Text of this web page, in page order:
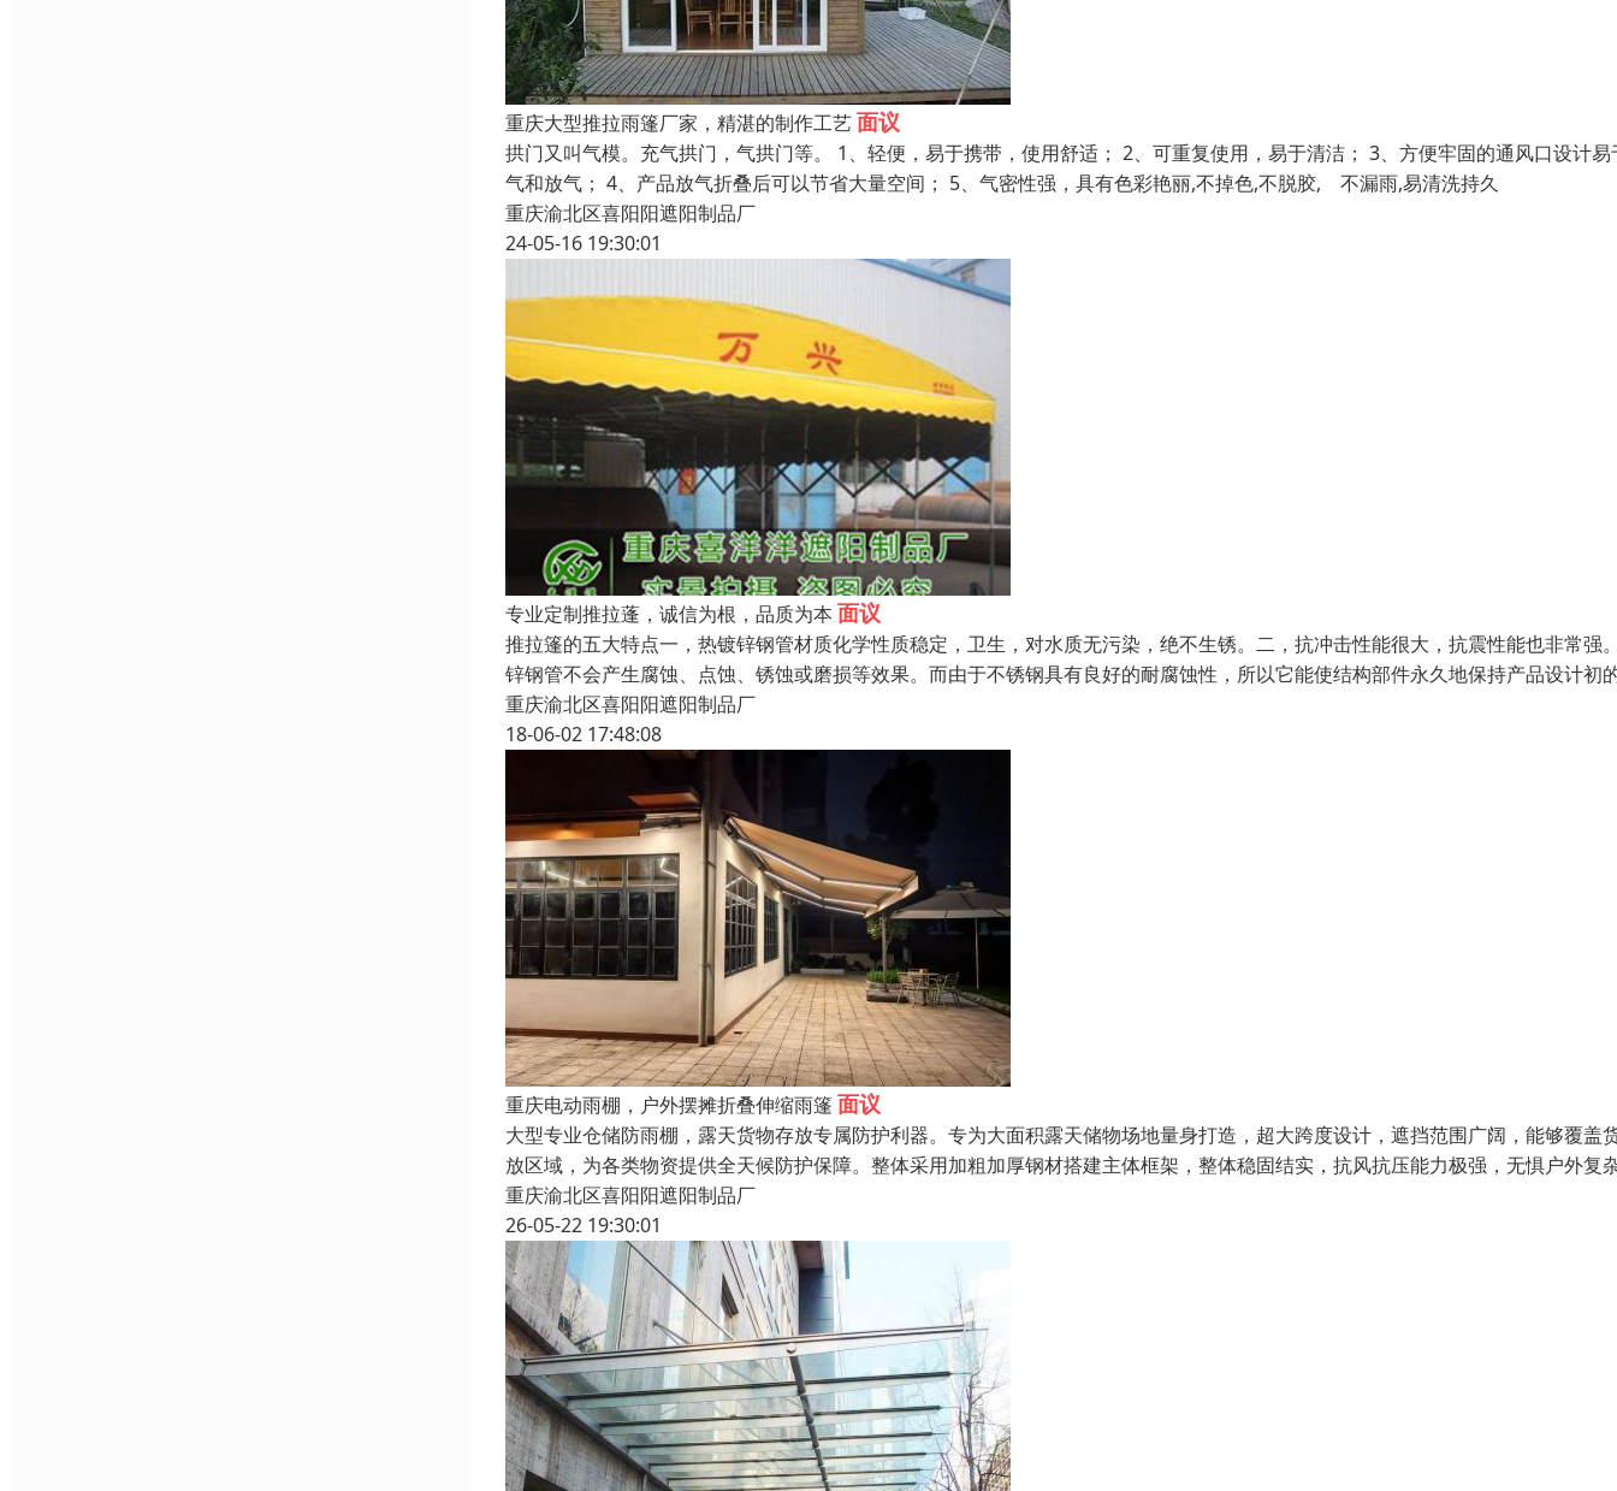
重庆大型推拉雨篷厂家，精湛的制作工艺面议
拱门又叫气模。充气拱门，气拱门等。 1、轻便，易于携带，使用舒适； 2、可重复使用，易于清洁； 3、方便牢固的通风口设计易
气和放气； 4、产品放气折叠后可以节省大量空间； 5、气密性强，具有色彩艳丽,不掉色,不脱胶, 不漏雨,易清洗持久
重庆渝北区喜阳阳遮阳制品厂
24-05-16 19:30:01
专业定制推拉蓬，诚信为根，品质为本 面议
推拉篷的五大特点一，热镀锌钢管材质化学性质稳定，卫生，对水质无污染，绝不生锈。二，抗冲击性能很大，抗震性能也非常强
锌钢管不会产生腐蚀、点蚀、锈蚀或磨损等效果。而由于不锈钢具有良好的耐腐蚀性，所以它能使结构部件永久地保持产品设计初
重庆渝北区喜阳阳遮阳制品厂
18-06-02 17:48:08
重庆电动雨棚，户外摆摊折叠伸缩雨篷 面议
大型专业仓储防雨棚，露天货物存放专属防护利器。专为大面积露天储物场地量身打造，超大跨度设计，遮挡范围广阔，能够覆盖
放区域，为各类物资提供全天候防护保障。整体采用加粗加厚钢材搭建主体框架，整体稳固结实，抗风抗压能力极强，无惧户外复
重庆渝北区喜阳阳遮阳制品厂
26-05-22 19:30:01